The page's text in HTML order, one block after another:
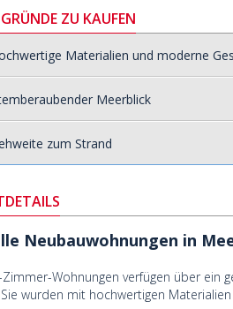
ZU KAUFEN
Materialien und moderne
Meerblick
zum Strand
Neubauwohnungen in
Zimmer-Wohnungen verfügen über ein
wurden mit hochwertigen